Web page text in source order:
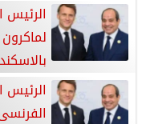
الرئيس